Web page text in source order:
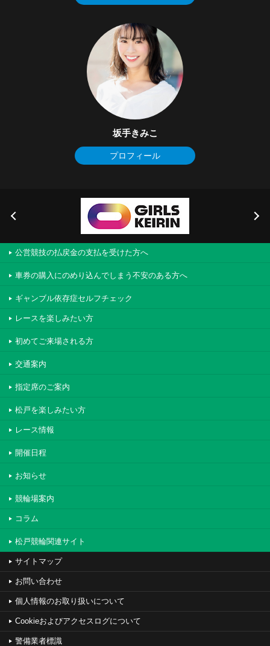
坂手きみこ
プロフィール
公営競技の払戻金の支払を受けた方へ
車券の購入にのめり込んでしまう不安のある方へ
ギャンブル依存症セルフチェック
レースを楽しみたい方
初めてご来場される方
交通案内
指定席のご案内
松戸を楽しみたい方
レース情報
開催日程
お知らせ
競輪場案内
コラム
松戸競輪関連サイト
サイトマップ
お問い合わせ
個人情報のお取り扱いについて
Cookieおよびアクセスログについて
警備業者標識